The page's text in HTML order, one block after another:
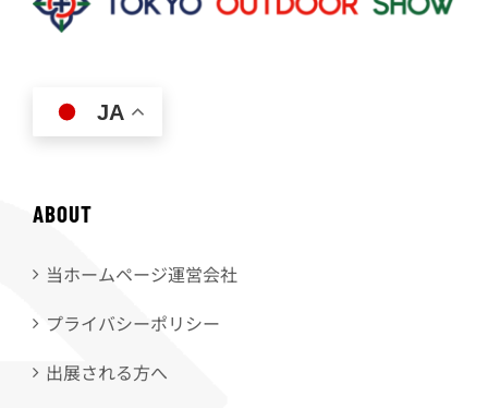
JA
ABOUT
当ホームページ運営会社
プライバシーポリシー
出展される方へ